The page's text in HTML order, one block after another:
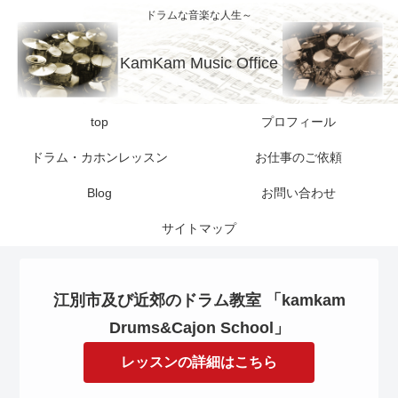
ドラムな音楽な人生～
KamKam Music Office
top プロフィール
ドラム・カホンレッスン お仕事のご依頼
Blog お問い合わせ
サイトマップ
江別市及び近郊のドラム教室 「kamkam
Drums&Cajon School」
レッスンの詳細はこちら